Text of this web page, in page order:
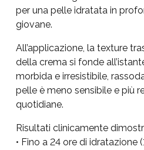
per una pelle idratata in
giovane.
All’applicazione, la texture
della crema si fonde
morbida e irresistibile,
pelle è meno sensibile e più
quotidiane.
Risultati clinicamente
• Fino a 24 ore di idratazione